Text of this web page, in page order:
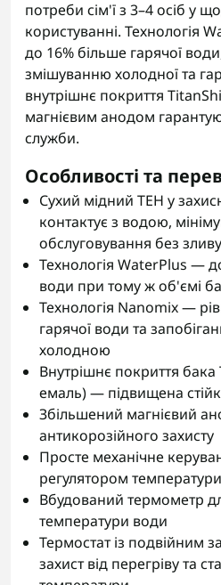
потреби сім'ї з 3–4 осіб у
користуванні. Технологія
до 16% більше гарячої
змішуванню холодної та
внутрішнє покриття
магнієвим анодом
служби.
Особливості та
Сухий мідний ТЕН у
контактує з водою,
обслуговування без
Технологія WaterPlus —
води при тому ж об'ємі
Технологія Nanomix —
гарячої води та
холодною
Внутрішнє покриття
емаль) — підвищена
Збільшений магнієвий
антикорозійного захисту
Просте механічне
регулятором температури
Вбудований термометр
температури води
Термостат із подвійним
захист від перегріву та